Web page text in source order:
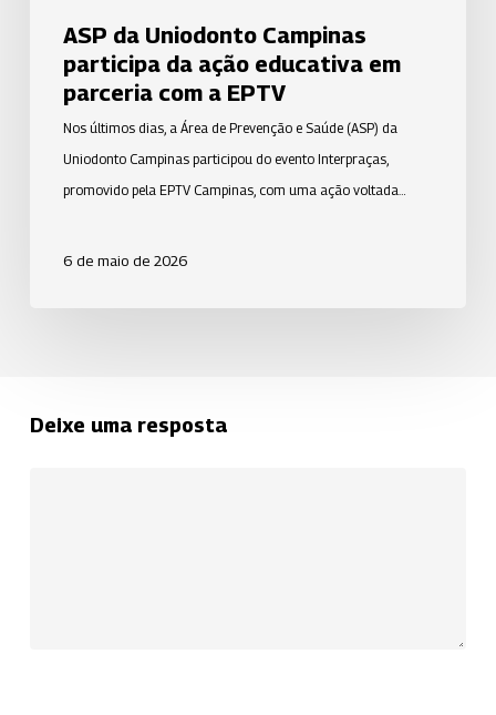
EPTVASP da Uniodonto Campinas
participa da ação educativa em
parceria com a EPTV
Nos últimos dias, a Área de Prevenção e Saúde (ASP) da
Uniodonto Campinas participou do evento Interpraças,
promovido pela EPTV Campinas, com uma ação voltada…
6 de maio de 2026
Deixe uma resposta